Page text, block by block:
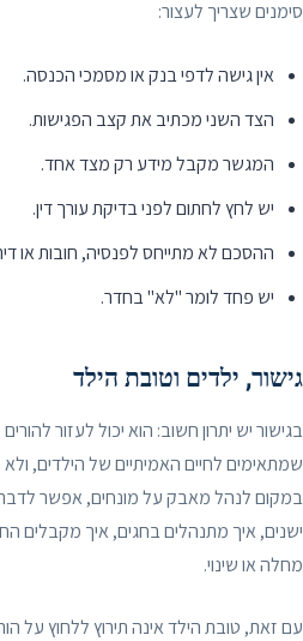
סימנים שצריך לעצור:
אין גישה לדפי בנק או מסמכי הכנסה.
הצד השני מכתיב את קצב הפגישות.
המגשר מקבל מידע רק מצד אחד.
יש לחץ לחתום לפני בדיקת עורך דין.
ההסכם לא מתייחס לפנסיה, חובות או
יש פחד לומר "לא" בחדר.
גישור, ילדים וטובת הילד
בגישור יש יתרון חשוב: הוא יכול לעזור
שמתאימים לחיים האמיתיים של הילדים,
במקום לנהל מאבק על מונחים, אפשר
ישנים, איך מתנהלים בחגים, איך מקבלים
מחלה או שינוי.
עם זאת, טובת הילד אינה תירוץ ללחוץ על